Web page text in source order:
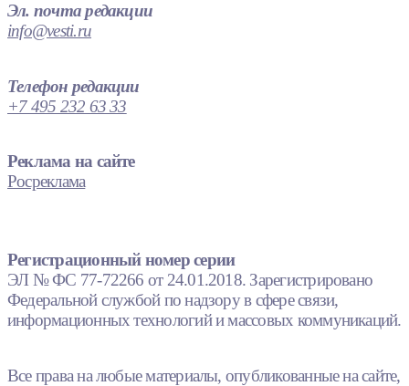
Эл. почта редакции
info@vesti.ru
Телефон редакции
+7 495 232 63 33
Реклама на сайте
Росреклама
Регистрационный номер серии
ЭЛ № ФС 77-72266 от 24.01.2018. Зарегистрировано
Федеральной службой по надзору в сфере связи,
информационных технологий и массовых коммуникаций.
Все права на любые материалы, опубликованные на сайте,